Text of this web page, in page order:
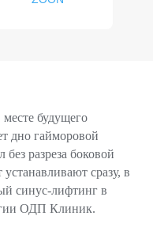
месте будущего
дно гайморовой
разреза боковой
сразу, в
синус-лифтинг в
ОДП Клиник.